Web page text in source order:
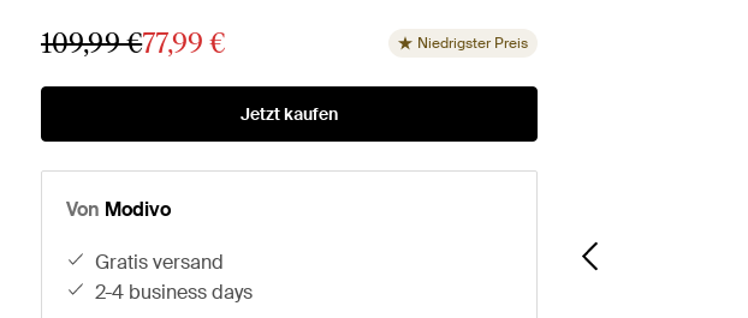
109,99 €77,99 € Niedrigster Preis
Jetzt kaufen
Von Modivo
gratis versand
2-4 business days